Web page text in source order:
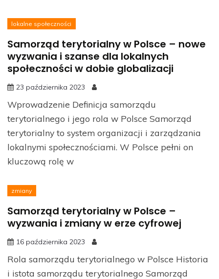
lokalne społeczności
Samorząd terytorialny w Polsce – nowe
wyzwania i szanse dla lokalnych
społeczności w dobie globalizacji
23 października 2023
Wprowadzenie Definicja samorządu
terytorialnego i jego rola w Polsce Samorząd
terytorialny to system organizacji i zarządzania
lokalnymi społecznościami. W Polsce pełni on
kluczową rolę w
zmiany
Samorząd terytorialny w Polsce –
wyzwania i zmiany w erze cyfrowej
16 października 2023
Rola samorządu terytorialnego w Polsce Historia
i istota samorządu terytorialnego Samorząd